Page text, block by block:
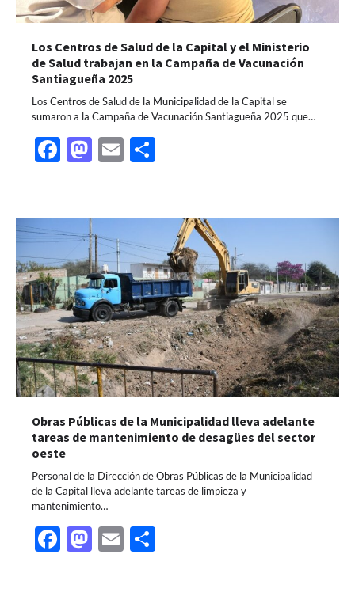
Los Centros de Salud de la Capital y el Ministerio
de Salud trabajan en la Campaña de Vacunación
Santiagueña 2025
Los Centros de Salud de la Municipalidad de la Capital se
sumaron a la Campaña de Vacunación Santiagueña 2025 que…
Facebook
Mastodon
Email
Obras Públicas de la Municipalidad lleva adelante
tareas de mantenimiento de desagües del sector
oeste
Personal de la Dirección de Obras Públicas de la Municipalidad
de la Capital lleva adelante tareas de limpieza y
mantenimiento…
Facebook
Mastodon
Email